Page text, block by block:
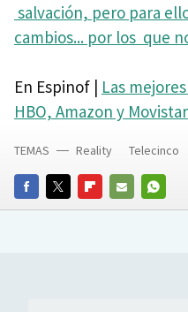
salvación, pero para
cambios... por los que
En Espinof | Las
HBO, Amazon y
FACEBOOKTWITTERFLIPBOARD
E-
TEMAS Reality Telecinco